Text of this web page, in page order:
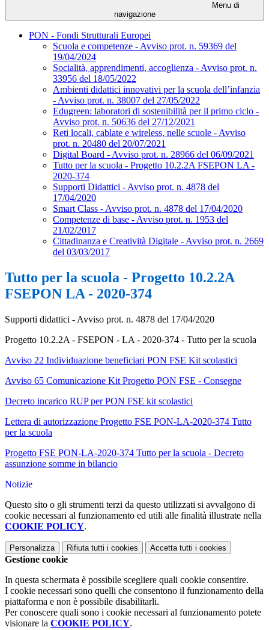
Menu di
navigazione
PON - Fondi Strutturali Europei
Scuola e competenze - Avviso prot. n. 59369 del
19/04/2024
Socialità, apprendimenti, accoglienza - Avviso prot. n.
33956 del 18/05/2022
Ambienti didattici innovativi per la scuola dell’infanzia
- Avviso prot. n. 38007 del 27/05/2022
Edugreen: laboratori di sostenibilità per il primo ciclo -
Avviso prot. n. 50636 del 27/12/2021
Reti locali, cablate e wireless, nelle scuole - Avviso
prot. n. 20480 del 20/07/2021
Digital Board - Avviso prot. n. 28966 del 06/09/2021
Tutto per la scuola - Progetto 10.2.2A FSEPON LA -
2020-374
Supporti Didattici - Avviso prot. n. 4878 del
17/04/2020
Smart Class - Avviso prot. n. 4878 del 17/04/2020
Competenze di base - Avviso prot. n. 1953 del
21/02/2017
Cittadinanza e Creatività Digitale - Avviso prot. n. 2669
del 03/03/2017
Tutto per la scuola - Progetto 10.2.2A
FSEPON LA - 2020-374
Supporti didattici - Avviso prot. n. 4878 del 17/04/2020
Progetto 10.2.2A - FSEPON - LA - 2020-374 - Tutto per la scuola
Avviso 22 Individuazione beneficiari PON FSE Kit scolastici
Avviso 65 Comunicazione Kit Progetto PON FSE - Consegne
Decreto incarico RUP per PON FSE kit scolastici
Lettera di autorizzazione Progetto FSE PON-LA-2020-374 Tutto
per la scuola
Progetto FSE PON-LA-2020-374 Tutto per la scuola - Decreto
assunzione somme in bilancio
Notizie
Questo sito o gli strumenti terzi da questo utilizzati si avvalgono di
cookie necessari al funzionamento ed utili alle finalità illustrate nella
COOKIE POLICY.
Personalizza Rifiuta tutti i cookies Accetta tutti i cookies
Gestione cookie
In questa schermata è possibile scegliere quali cookie consentire.
I cookie necessari sono quelli che consentono il funzionamento della
piattaforma e non è possibile disabilitarli.
Per conoscere quali sono i cookie necessari al funzionamento potete
visionare la COOKIE POLICY.